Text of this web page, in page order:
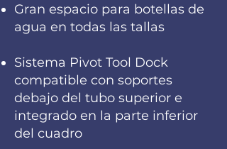
Gran espacio para botellas de
agua en todas las tallas
Sistema Pivot Tool Dock
compatible con soportes
debajo del tubo superior e
integrado en la parte inferior
del cuadro